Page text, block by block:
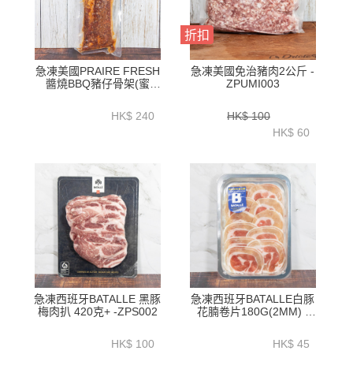
急凍美國PRAIRE FRESH
醬燒BBQ豬仔骨架(蜜
HK$ 240
折扣
急凍美國免治豬肉2公斤 -
ZPUMI003
HK$ 100
HK$ 60
急凍西班牙BATALLE 黑豚
梅肉扒 420克+ -ZPS002
HK$ 100
急凍西班牙BATALLE白豚
花腩卷片180G(2MM) -
HK$ 45